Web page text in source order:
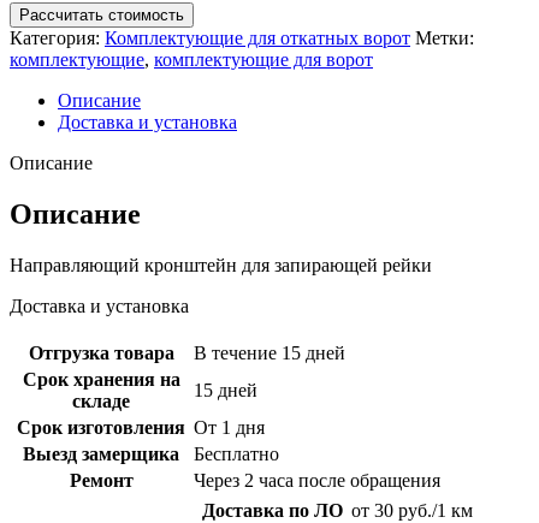
Рассчитать стоимость
Категория: Комплектующие для откатных ворот Метки:
комплектующие, комплектующие для ворот
Описание
Доставка и установка
Описание
Описание
Направляющий кронштейн для запирающей рейки
Доставка и установка
Отгрузка товара
В течение 15 дней
Срок хранения на
складе
15 дней
Срок изготовления От 1 дня
Выезд замерщика
Бесплатно
Ремонт
Через 2 часа после обращения
Доставка по ЛО от 30 руб./1 км